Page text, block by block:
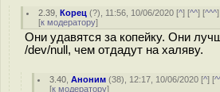
2.39 ,Корец (?), 11:56, 10/06/2020 [^] [^^] [^^^
[к модератору]
Они удавятся за копейку. Они
/dev/null, чем отдадут на халяву.
3.40 ,Аноним (38), 12:17, 10/06/2020 [^] [
[к модератору]